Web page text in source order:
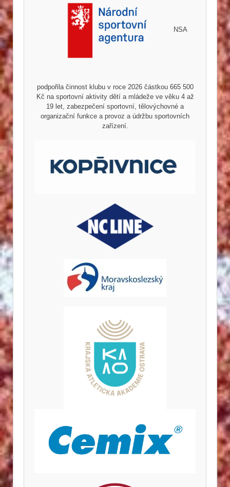
NSA
podpořila činnost klubu v roce 2026 částkou 665 500
Kč na sportovní aktivity dětí a mládeže ve věku 4 až
19 let, zabezpečení sportovní, tělovýchovné a
organizační funkce a provoz a údržbu sportovních
zařízení.